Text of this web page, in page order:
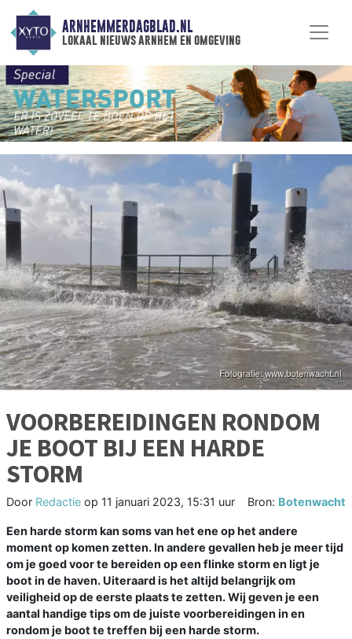
ARNHEMMERDAGBLAD.NL
lokaal nieuws arnhem en omgeving
VOORBEREIDINGEN RONDOM
JE BOOT BIJ EEN HARDE
STORM
Door Redactie op 11 januari 2023, 15:31 uur Bron: Botenwacht
Een harde storm kan soms van het ene op het andere
moment op komen zetten. In andere gevallen heb je meer tijd
om je goed voor te bereiden op een flinke storm en ligt je
boot in de haven. Uiteraard is het altijd belangrijk om
veiligheid op de eerste plaats te zetten. Wij geven je een
aantal handige tips om de juiste voorbereidingen in en
rondom je boot te treffen bij een harde storm.